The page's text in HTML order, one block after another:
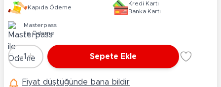
Kapıda Ödeme
Kredi Kartı
Banka Kartı
Masterpass
ile Ödeme
Adet
-1 + Sepete Ekle
Fiyat düştüğünde bana bildir